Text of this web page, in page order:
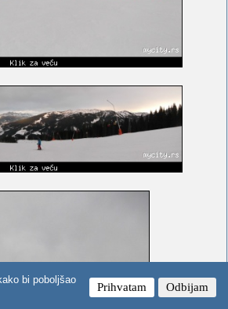
bi poboljšao
Prihvatam Odbijam